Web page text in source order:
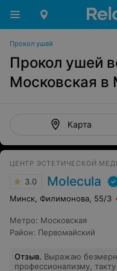
Прокол ушей
Прокол ушей
Московская в
Карта
3.0 Molecula
Минск, Филимонова, 55/3
Метро: Московская
Район: Первомайский
Отзыв. Выражаю
профессионализму,